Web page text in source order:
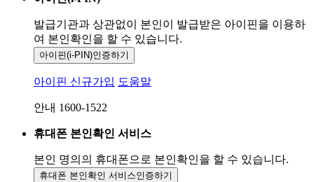
발급기관과 상관없이 본인이 발급받은 아이핀을 이용하
여 본인확인을 할 수 있습니다.
아이핀(i-PIN)인증하기
아이핀 신규가입 도움말
안내 1600-1522
휴대폰 본인확인 서비스
본인 명의의 휴대폰으로 본인확인을 할 수 있습니다.
휴대폰 본인확인 서비스인증하기